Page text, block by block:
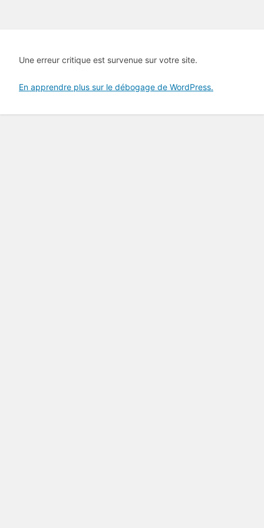
Une erreur critique est survenue sur votre site.
En apprendre plus sur le débogage de WordPress.